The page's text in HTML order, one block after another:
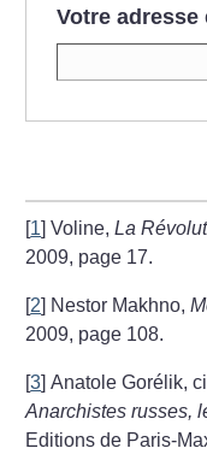
Votre adresse
1 ]Voline,La
2009, page 17.
[2 Nestor Makhno,
2009, page 108.
[3 ]Anatole Gorélik,
Anarchistes russes,
Editions de Paris-